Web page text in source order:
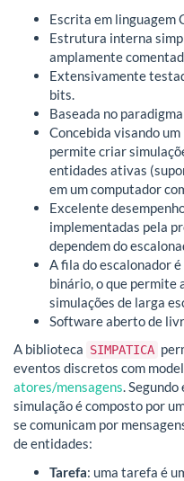
Escrita em linguagem
Estrutura interna
amplamente
Extensivamente
bits.
Baseada no
Concebida visando
permite criar
entidades ativas
em um computador
Excelente
implementadas pela
dependem do
A fila do escalonador
binário, o que permite
simulações de larga
Software aberto de
A biblioteca SIMPATICA
eventos discretos com
atores/mensagens.
simulação é composto por
se comunicam por
de entidades:
Tarefa: uma tarefa é